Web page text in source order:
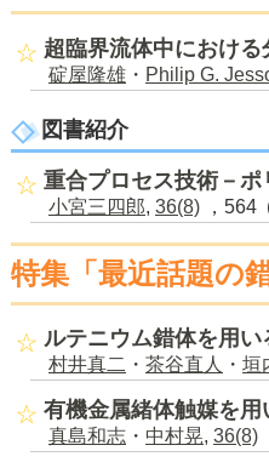
超臨界流体中におけ
碇屋隆雄 ・ Philip G.
図書紹介
重合プロセス技術－ポ
小宮三四郎, 36(8) ，564
特集「最近話題の
ルテニウム錯体を用い
村井真二 ・ 茶谷直人 ・ 垣
有機金属緒体触媒を
真島和志 ・ 中村晃, 36(8)